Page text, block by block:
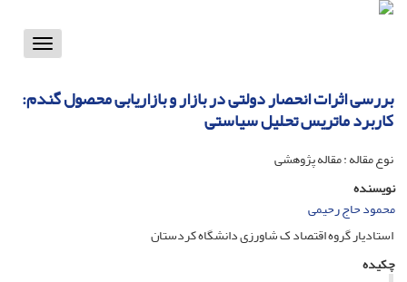
Toggle
بررسی اثرات انحصار دولتی در بازار و بازاریابی محصول گندم:
کاربرد ماتریس تحلیل سیاستی
نوع مقاله : مقاله پژوهشی
نویسنده
محمود حاج رحیمی
استادیار گروه اقتصاد ک شاورزی دانشگاه کردستان
چکیده